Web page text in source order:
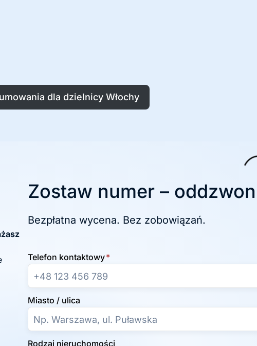
dla dzielnicy Włochy
Zostaw numer –
Bezpłatna wycena. Bez zobowiązań.
Telefon kontaktowy*
Miasto / ulica
Rodzaj nieruchomości